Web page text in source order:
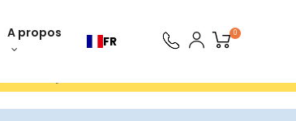
A propos
FR
0